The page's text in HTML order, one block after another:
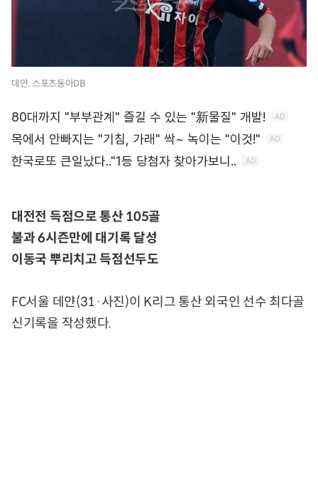
데얀. 스포츠동아DB
대전전 득점으로 통산 105골
불과 6시즌만에 대기록 달성
이동국 뿌리치고 득점선두도
FC서울 데얀(31·사진)이 K리그 통산 외국인 선수 최다골
신기록을 작성했다.